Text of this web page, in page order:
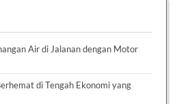
Air di Jalanan dengan Motor
di Tengah Ekonomi yang